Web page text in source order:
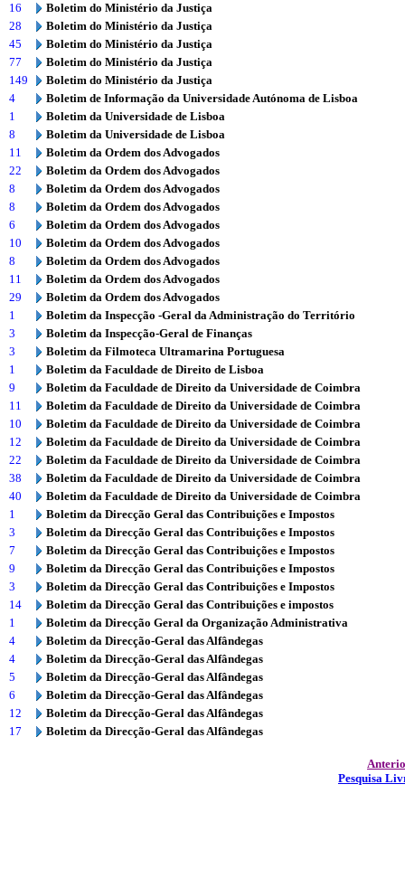
16
Boletim do Ministério da Justiça
28
Boletim do Ministério da Justiça
45
Boletim do Ministério da Justiça
77
Boletim do Ministério da Justiça
149
Boletim do Ministério da Justiça
4
Boletim de Informação da Universidade Autónoma de Lisboa
1
Boletim da Universidade de Lisboa
8
Boletim da Universidade de Lisboa
11
Boletim da Ordem dos Advogados
22
Boletim da Ordem dos Advogados
8
Boletim da Ordem dos Advogados
8
Boletim da Ordem dos Advogados
6
Boletim da Ordem dos Advogados
10
Boletim da Ordem dos Advogados
8
Boletim da Ordem dos Advogados
11
Boletim da Ordem dos Advogados
29
Boletim da Ordem dos Advogados
1
Boletim da Inspecção -Geral da Administração do Território
3
Boletim da Inspecção-Geral de Finanças
3
Boletim da Filmoteca Ultramarina Portuguesa
1
Boletim da Faculdade de Direito de Lisboa
9
Boletim da Faculdade de Direito da Universidade de Coimbra
11
Boletim da Faculdade de Direito da Universidade de Coimbra
10
Boletim da Faculdade de Direito da Universidade de Coimbra
12
Boletim da Faculdade de Direito da Universidade de Coimbra
22
Boletim da Faculdade de Direito da Universidade de Coimbra
38
Boletim da Faculdade de Direito da Universidade de Coimbra
40
Boletim da Faculdade de Direito da Universidade de Coimbra
1
Boletim da Direcção Geral das Contribuições e Impostos
3
Boletim da Direcção Geral das Contribuições e Impostos
7
Boletim da Direcção Geral das Contribuições e Impostos
9
Boletim da Direcção Geral das Contribuições e Impostos
3
Boletim da Direcção Geral das Contribuições e Impostos
14
Boletim da Direcção Geral das Contribuições e impostos
1
Boletim da Direcção Geral da Organização Administrativa
4
Boletim da Direcção-Geral das Alfândegas
4
Boletim da Direcção-Geral das Alfândegas
5
Boletim da Direcção-Geral das Alfândegas
6
Boletim da Direcção-Geral das Alfândegas
12
Boletim da Direcção-Geral das Alfândegas
17
Boletim da Direcção-Geral das Alfândegas
Pesquisa